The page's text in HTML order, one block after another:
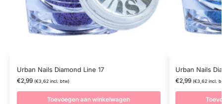
Urban Nails Diamond Line 17
€2,99 (€3,62incl. btw)
Toevoegen aan winkelwagen
Urban Nails
€2,99 (€3,62incl.